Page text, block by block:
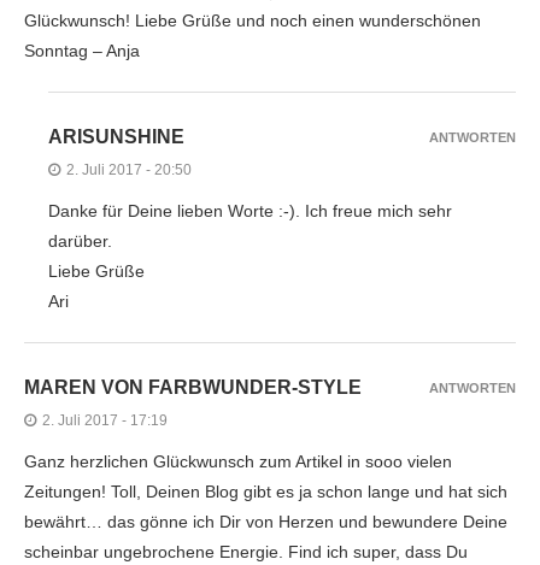
Glückwunsch! Liebe Grüße und noch einen wunderschönen
Sonntag – Anja
ARISUNSHINE
2. Juli 2017 - 20:50
Danke für Deine lieben Worte :-). Ich freue mich sehr
darüber.
Liebe Grüße
Ari
ANTWORTEN
MAREN VON FARBWUNDER-STYLE
2. Juli 2017 - 17:19
Ganz herzlichen Glückwunsch zum Artikel in sooo vielen
Zeitungen! Toll, Deinen Blog gibt es ja schon lange und hat sich
bewährt… das gönne ich Dir von Herzen und bewundere Deine
scheinbar ungebrochene Energie. Find ich super, dass Du
ANTWORTEN